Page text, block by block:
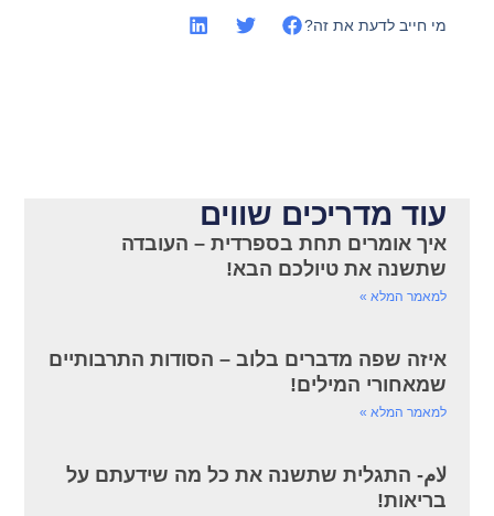
מי חייב לדעת את זה?
עוד מדריכים שווים
איך אומרים תחת בספרדית – העובדה
שתשנה את טיולכם הבא!
למאמר המלא »
איזה שפה מדברים בלוב – הסודות התרבותיים
שמאחורי המילים!
למאמר המלא »
لام- התגלית שתשנה את כל מה שידעתם על
בריאות!